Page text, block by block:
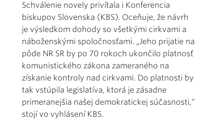
Schválenie novely privítala i Konferencia
biskupov Slovenska (KBS). Oceňuje, že návrh
je výsledkom dohody so všetkými cirkvami a
náboženskými spoločnosťami. „Jeho prijatie na
pôde NR SR by po 70 rokoch ukončilo platnosť
komunistického zákona zameraného na
získanie kontroly nad cirkvami. Do platnosti by
tak vstúpila legislatíva, ktorá je zásadne
primeranejšia našej demokratickej súčasnosti,“
stojí vo vyhlásení KBS.